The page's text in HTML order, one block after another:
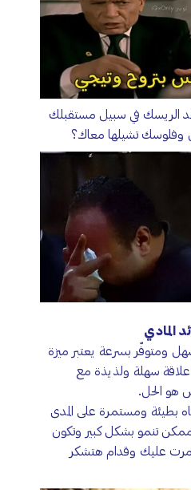
الريسك في سبيل مستقبلك
وفلوسك تشيلها معاك؟
ومتوفّر بسرعة يعتبر ميزة
علاقة سهلة ولذيذة مع
هو الحل.
بطيئة ومستمرة على المدى
تنمو بشكل كبير وتكون
عليك وقدام هتشكر